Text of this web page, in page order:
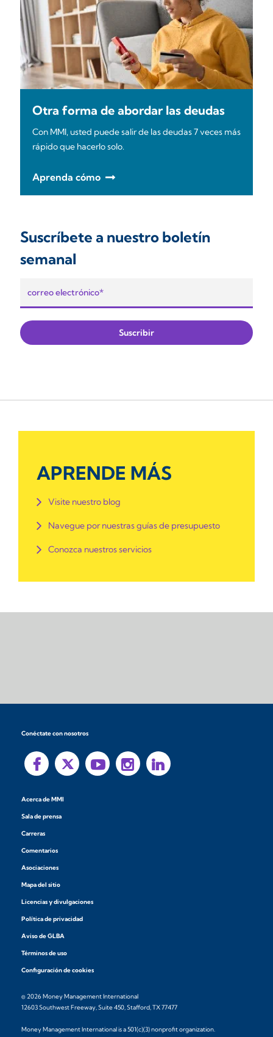
Otra forma de abordar las deudas
Con MMI, usted puede salir de las deudas 7 veces más
rápido que hacerlo solo.
Aprenda cómo
Suscríbete a nuestro boletín
semanal
APRENDE MÁS
Visite nuestro blog
Navegue por nuestras guías de presupuesto
Conozca nuestros servicios
Conéctate con nosotros
Acerca de MMI
Sala de prensa
Carreras
Comentarios
Asociaciones
Mapa del sitio
Licencias y divulgaciones
Política de privacidad
Aviso de GLBA
Términos de uso
Configuración de cookies
© 2026 Money Management International
12603 Southwest Freeway, Suite 450, Stafford, TX 77477
Money Management International is a 501(c)(3) nonprofit organization.